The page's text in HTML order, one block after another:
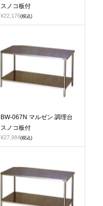
スノコ板付
¥22,176(税込)
BW-067N マルゼン 調理台
スノコ板付
¥27,984(税込)